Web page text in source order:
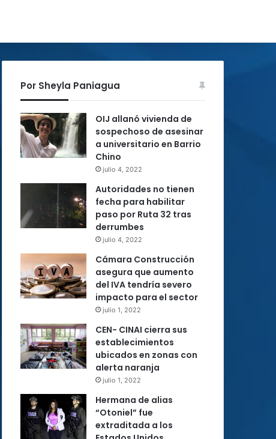
Por Sheyla Paniagua
OIJ allanó vivienda de
sospechoso de asesinar
a universitario en Barrio
Chino
julio 4, 2022
Autoridades no tienen
fecha para habilitar
paso por Ruta 32 tras
derrumbes
julio 4, 2022
Cámara Construcción
asegura que aumento
del IVA tendría severo
impacto para el sector
julio 1, 2022
CEN- CINAI cierra sus
establecimientos
ubicados en zonas con
alerta naranja
julio 1, 2022
Hermana de alias
“Otoniel” fue
extraditada a los